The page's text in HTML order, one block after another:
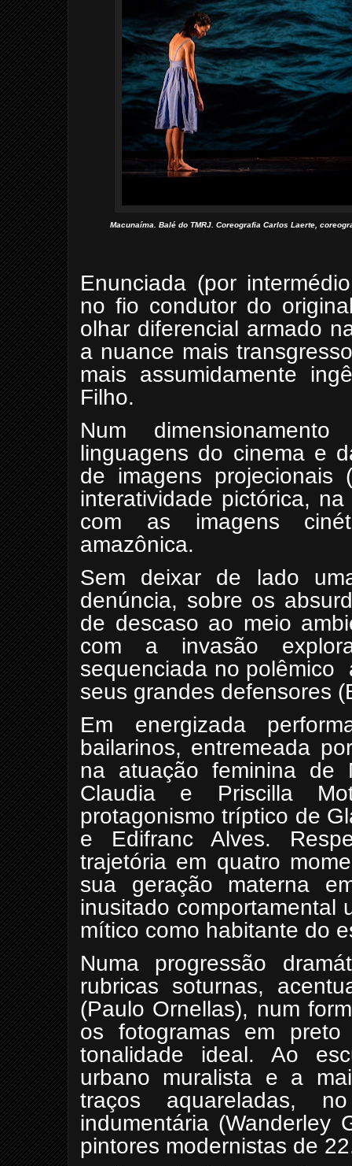
Macunaíma. Balé do TMRJ. Coreografia Carlos Laerte,
Enunciada (por
no fio condutor do
olhar diferencial armado
a nuance mais
mais assumidamente
Filho.
Num
linguagens do cinema e
de imagens projecionais
interatividade pictórica,
com as imagens
amazônica.
Sem deixar de lado
denúncia, sobre os
de descaso ao meio
com a invasão
sequenciada no polêmico
seus grandes defensores
Em energizada
bailarinos, entremeada
na atuação feminina de
Claudia e Priscilla
protagonismo tríptico de
e Edifranc Alves.
trajetória em quatro
sua geração materna
inusitado comportamental
mítico como habitante do
Numa progressão
rubricas soturnas,
(Paulo Ornellas), num
os fotogramas em
tonalidade ideal. Ao
urbano muralista e a
traços aquareladas,
indumentária (Wanderley
pintores modernistas de